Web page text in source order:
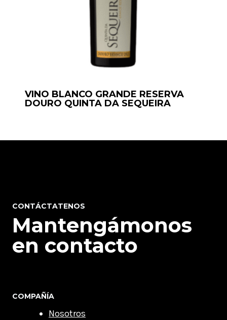
VINO BLANCO GRANDE RESERVA
DOURO QUINTA DA SEQUEIRA
CONTÁCTATENOS
Mantengámonos
en contacto
COMPAÑÍA
Nosotros